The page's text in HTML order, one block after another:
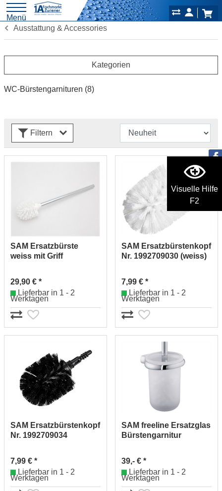
Visuelle Hilfe
F2
Menü
Ausstattung & Accessories
Kategorien
WC-Bürstengarnituren (8)
Filtern
SAM Ersatzbürste
weiss mit Griff
29,90 € *
Lieferbar in 1 - 2
Werktagen
SAM Ersatzbürstenkopf
Nr. 1992709030 (weiss)
7,99 € *
Lieferbar in 1 - 2
Werktagen
SAM Ersatzbürstenkopf
Nr. 1992709034
7,99 € *
Lieferbar in 1 - 2
Werktagen
SAM freeline Ersatzglas
Bürstengarnitur
39,- € *
Lieferbar in 1 - 2
Werktagen